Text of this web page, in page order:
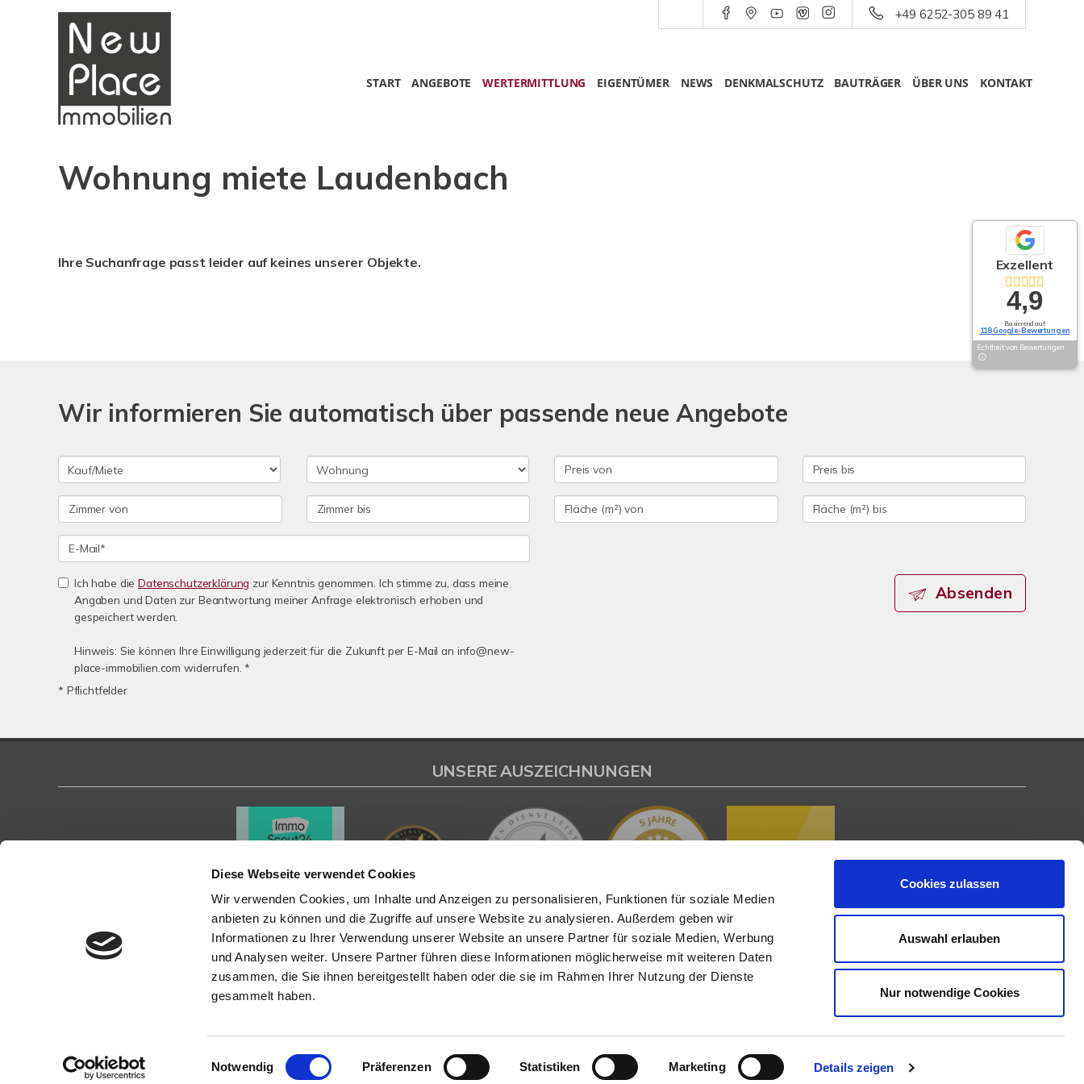
Diese Webseite verwendet Cookies
Wir verwenden Cookies, um Inhalte und Anzeigen zu personalisieren, Funktionen für soziale Medien
anbieten zu können und die Zugriffe auf unsere Website zu analysieren. Außerdem geben wir
Informationen zu Ihrer Verwendung unserer Website an unsere Partner für soziale Medien, Werbung
und Analysen weiter. Unsere Partner führen diese Informationen möglicherweise mit weiteren Daten
zusammen, die Sie ihnen bereitgestellt haben oder die sie im Rahmen Ihrer Nutzung der Dienste
gesammelt haben.
Einwilligungsauswahl
Notwendig Präferenzen Statistiken Marketing Details zeigen
Cookies zulassen
Auswahl erlauben
Nur notwendige Cookies
+49 6252-305 89 41
START ANGEBOTE WERTERMITTLUNG EIGENTÜMER NEWS DENKMALSCHUTZ BAUTRÄGER ÜBER UNS KONTAKT
Wohnung miete Laudenbach
Ihre Suchanfrage passt leider auf keines unserer Objekte.
Wir informieren Sie automatisch über passende neue Angebote
Ich habe dieDatenschutzerklärung zur Kenntnis genommen. Ich stimme zu, dass meine
Angaben und Daten zur Beantwortung meiner Anfrage elektronisch erhoben und
gespeichert werden.
Hinweis: Sie können Ihre Einwilligung jederzeit für die Zukunft per E-Mail an info@new-
place-immobilien.com widerrufen. *
* Pflichtfelder
Absenden
Exzellent
4,9
Basierend auf
118 Google-Bewertungen
Echtheit von Bewertungen
UNSERE AUSZEICHNUNGEN
KONTAKT
+49 6252-305 89 41
PROFIL
Als kompetenter
Mit umfassendem Fachwissen und lokaler
INHALT
News
Denkmalschutz
Eigentumswohnungen
Häuser zum Kauf
Renditeobjekte